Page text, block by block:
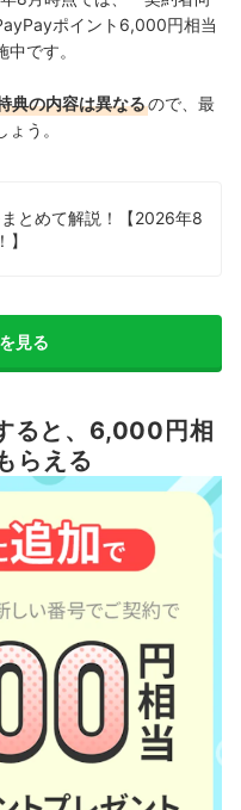
ポイント6,000円相当
です。
典の内容は異なるので、最
う。
とめて解説！【2026年8
見る
ると、6,000円相
らえる